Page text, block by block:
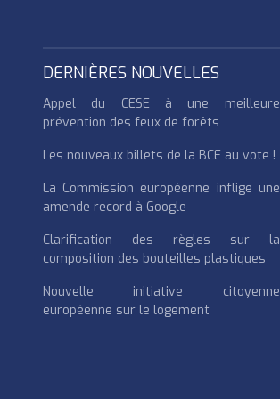
DERNIÈRES NOUVELLES
Appel du CESE à une meilleure
prévention des feux de forêts
Les nouveaux billets de la BCE au vote !
La Commission européenne inflige une
amende record à Google
Clarification des règles sur la
composition des bouteilles plastiques
Nouvelle initiative citoyenne
européenne sur le logement